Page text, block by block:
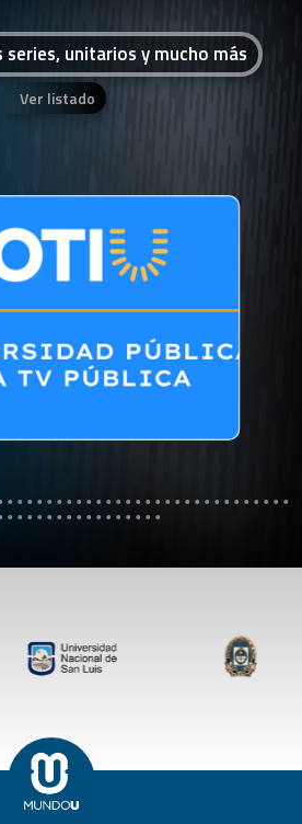
series, unitarios y mucho más
Ver listado